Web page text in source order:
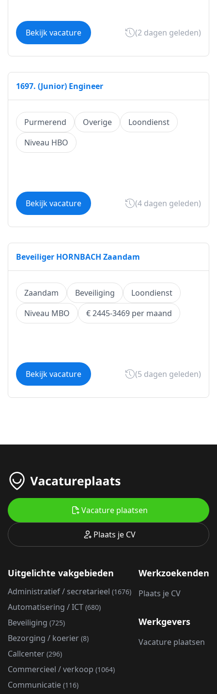
Bekijk vacature (2 dagen geleden)
1697. (Junior) Engineer
Purmerend Overige
Loondienst
Niveau HBO
Bekijk vacature (4 dagen geleden)
Beveiliger HORNBACH Zaandam
Zaandam Beveiliging
Loondienst
Niveau MBO
€ 2445-3469 per maand
Bekijk vacature (5 dagen geleden)
Plaats je CV
Vacature plaatsen
Uitgelichte vakgebieden
Administratief / secretarieel (1676)
Automatisering / ICT (680)
Beveiliging (725)
Bezorging / koerier (8)
Callcenter (296)
Commercieel / verkoop (1064)
Communicatie (116)
Werkzoekenden
Plaats je CV
Werkgevers
Vacature plaatsen